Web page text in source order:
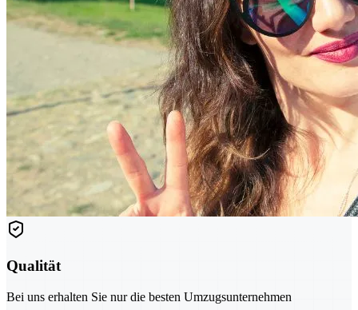
Qualität
Bei uns erhalten Sie nur die besten Umzugsunternehmen